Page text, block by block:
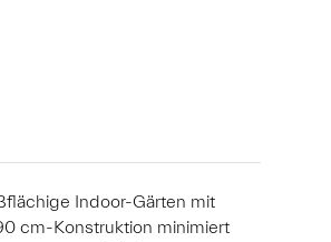
Indoor-Gärten mit
cm-Konstruktion minimiert